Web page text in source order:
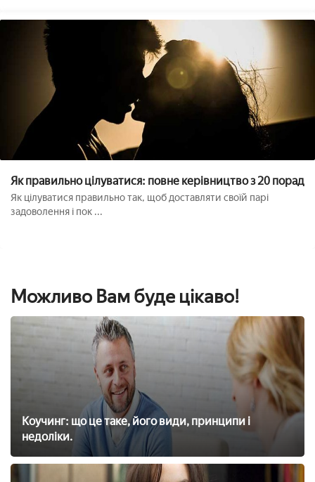
Як правильно цілуватися: повне керівництво з 20 порад
Як цілуватися правильно так, щоб доставляти своїй парі
задоволення і пок ...
Можливо Вам буде цікаво!
Коучинг: що це таке, його види, принципи і
недоліки.